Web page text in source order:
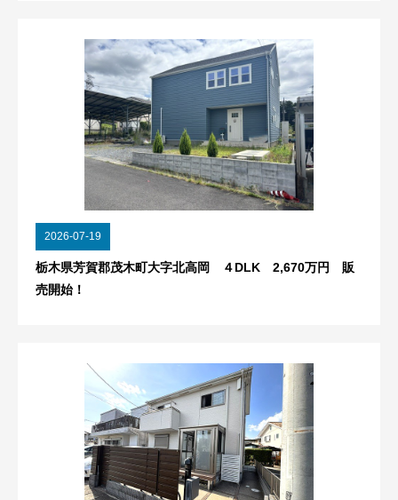
2026-07-19
栃木県芳賀郡茂木町大字北高岡 ４DLK 2,670万円 販
売開始！